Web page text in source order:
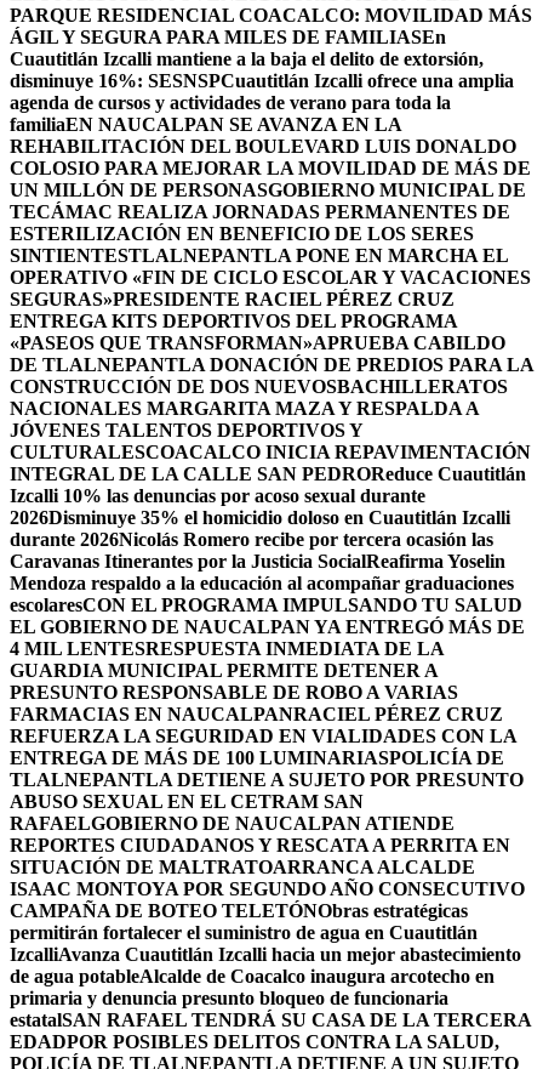
PARQUE RESIDENCIAL COACALCO: MOVILIDAD MÁS
ÁGIL Y SEGURA PARA MILES DE FAMILIASEn
Cuautitlán Izcalli mantiene a la baja el delito de extorsión,
disminuye 16%: SESNSPCuautitlán Izcalli ofrece una amplia
agenda de cursos y actividades de verano para toda la
familiaEN NAUCALPAN SE AVANZA EN LA
REHABILITACIÓN DEL BOULEVARD LUIS DONALDO
COLOSIO PARA MEJORAR LA MOVILIDAD DE MÁS DE
UN MILLÓN DE PERSONASGOBIERNO MUNICIPAL DE
TECÁMAC REALIZA JORNADAS PERMANENTES DE
ESTERILIZACIÓN EN BENEFICIO DE LOS SERES
SINTIENTESTLALNEPANTLA PONE EN MARCHA EL
OPERATIVO «FIN DE CICLO ESCOLAR Y VACACIONES
SEGURAS»PRESIDENTE RACIEL PÉREZ CRUZ
ENTREGA KITS DEPORTIVOS DEL PROGRAMA
«PASEOS QUE TRANSFORMAN»APRUEBA CABILDO
DE TLALNEPANTLA DONACIÓN DE PREDIOS PARA LA
CONSTRUCCIÓN DE DOS NUEVOSBACHILLERATOS
NACIONALES MARGARITA MAZA Y RESPALDA A
JÓVENES TALENTOS DEPORTIVOS Y
CULTURALESCOACALCO INICIA REPAVIMENTACIÓN
INTEGRAL DE LA CALLE SAN PEDROReduce Cuautitlán
Izcalli 10% las denuncias por acoso sexual durante
2026Disminuye 35% el homicidio doloso en Cuautitlán Izcalli
durante 2026Nicolás Romero recibe por tercera ocasión las
Caravanas Itinerantes por la Justicia SocialReafirma Yoselin
Mendoza respaldo a la educación al acompañar graduaciones
escolaresCON EL PROGRAMA IMPULSANDO TU SALUD
EL GOBIERNO DE NAUCALPAN YA ENTREGÓ MÁS DE
4 MIL LENTESRESPUESTA INMEDIATA DE LA
GUARDIA MUNICIPAL PERMITE DETENER A
PRESUNTO RESPONSABLE DE ROBO A VARIAS
FARMACIAS EN NAUCALPANRACIEL PÉREZ CRUZ
REFUERZA LA SEGURIDAD EN VIALIDADES CON LA
ENTREGA DE MÁS DE 100 LUMINARIASPOLICÍA DE
TLALNEPANTLA DETIENE A SUJETO POR PRESUNTO
ABUSO SEXUAL EN EL CETRAM SAN
RAFAELGOBIERNO DE NAUCALPAN ATIENDE
REPORTES CIUDADANOS Y RESCATA A PERRITA EN
SITUACIÓN DE MALTRATOARRANCA ALCALDE
ISAAC MONTOYA POR SEGUNDO AÑO CONSECUTIVO
CAMPAÑA DE BOTEO TELETÓNObras estratégicas
permitirán fortalecer el suministro de agua en Cuautitlán
IzcalliAvanza Cuautitlán Izcalli hacia un mejor abastecimiento
de agua potableAlcalde de Coacalco inaugura arcotecho en
primaria y denuncia presunto bloqueo de funcionaria
estatalSAN RAFAEL TENDRÁ SU CASA DE LA TERCERA
EDADPOR POSIBLES DELITOS CONTRA LA SALUD,
POLICÍA DE TLALNEPANTLA DETIENE A UN SUJETO